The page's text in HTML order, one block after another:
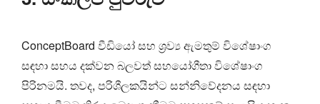
ConceptBoard වීඩියෝ සහ ශ්‍රව්‍ය ඇමතුම් විශේෂාංග
සඳහා සහය දක්වන බලවත් සහයෝගීතා විශේෂාංග
පිරිනමයි. තවද, පරිශීලකයින්ට සන්නිවේදනය සඳහා